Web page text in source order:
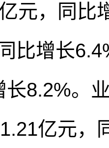
元，同比
比增长
长8.2%。
亿元，